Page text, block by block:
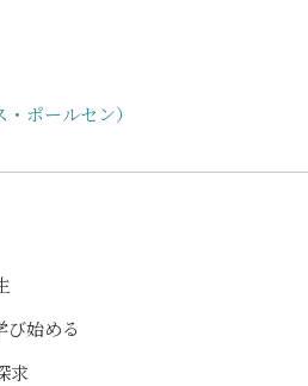
ポールセン）
び始める
求